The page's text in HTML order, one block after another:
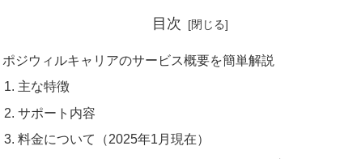
目次
ポジウィルキャリアのサービス概要を簡単解説
主な特徴
サポート内容
料金について（2025年1月現在）